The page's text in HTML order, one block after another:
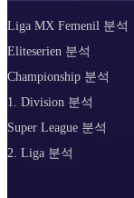
Liga MX Femenil 분석
Eliteserien 분석
Championship 분석
1. Division 분석
Super League 분석
2. Liga 분석